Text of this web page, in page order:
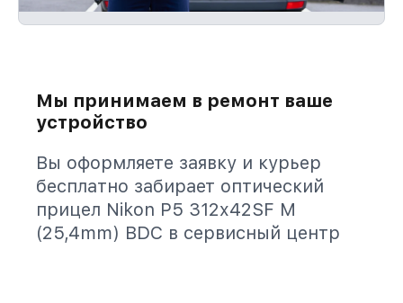
Мы принимаем в ремонт ваше
устройство
Вы оформляете заявку и курьер
бесплатно забирает оптический
прицел Nikon P5 312x42SF M
(25,4mm) BDC в сервисный центр